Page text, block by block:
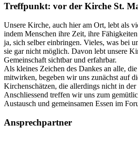
Treffpunkt: vor der Kirche St.
Unsere Kirche, auch hier am Ort, lebt als
indem Menschen ihre Zeit, ihre
ja, sich selber einbringen. Vieles, was bei
sie gar nicht möglich. Davon lebt unsere
Gemeinschaft sichtbar und erfahrbar.
Als kleines Zeichen des Dankes an alle,
mitwirken, begeben wir uns zunächst auf
Kirchenschätzen, die allerdings nicht in
Anschliessend treffen wir uns zum
Austausch und gemeinsamen Essen im
Ansprechpartner